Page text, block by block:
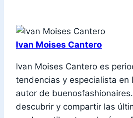
Ivan Moises Cantero
Ivan Moises Cantero es
tendencias y especialista en
autor de
descubrir y compartir las